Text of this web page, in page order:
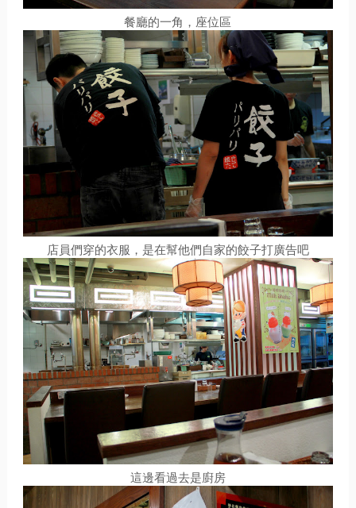
餐廳的一角，座位區
店員們穿的衣服，是在幫他們自家的餃子打廣告吧
這邊看過去是廚房